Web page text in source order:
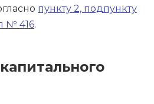
пункту 2, подпункту
№ 416.